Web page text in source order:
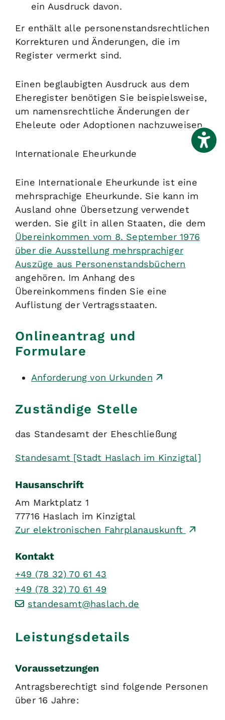
ein Ausdruck davon.
Er enthält alle personenstandsrechtlichen
Korrekturen und Änderungen, die im
Register vermerkt sind.
Einen beglaubigten Ausdruck aus dem
Eheregister benötigen Sie beispielsweise,
um namensrechtliche Änderungen der
Eheleute oder Adoptionen nachzuweisen.
Internationale Eheurkunde
Eine Internationale Eheurkunde ist eine
mehrsprachige Eheurkunde. Sie kann im
Ausland ohne Übersetzung verwendet
werden. Sie gilt in allen Staaten, die dem
Übereinkommen vom 8. September 1976
über die Ausstellung mehrsprachiger
Auszüge aus Personenstandsbüchern
angehören. Im Anhang des
Übereinkommens finden Sie eine
Auflistung der Vertragsstaaten.
Onlineantrag und
Formulare
Anforderung von Urkunden
Zuständige Stelle
das Standesamt der Eheschließung
Standesamt [Stadt Haslach im Kinzigtal]
Hausanschrift
Am Marktplatz 1
77716 Haslach im Kinzigtal
Zur elektronischen Fahrplanauskunft
Kontakt
+49 (78 32) 70 61 43
+49 (78 32) 70 61 49
standesamt@haslach.de
Leistungsdetails
Voraussetzungen
Antragsberechtigt sind folgende Personen
über 16 Jahre: